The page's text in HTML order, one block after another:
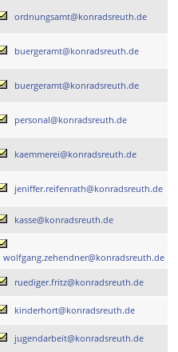
ordnungsamt@konradsreuth.de
buergeramt@konradsreuth.de
buergeramt@konradsreuth.de
personal@konradsreuth.de
kaemmerei@konradsreuth.de
jeniffer.reifenrath@konradsreuth.de
kasse@konradsreuth.de
wolfgang.zehendner@konradsreuth.de
ruediger.fritz@konradsreuth.de
kinderhort@konradsreuth.de
jugendarbeit@konradsreuth.de